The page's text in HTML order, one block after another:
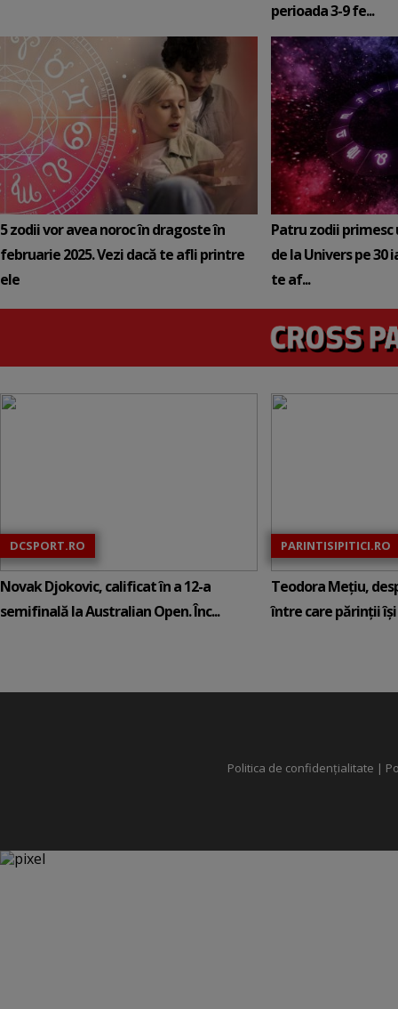
perioada 3-9 fe...
5 zodii vor avea noroc în dragoste în
februarie 2025. Vezi dacă te afli printre
ele
Patru zodii primesc
de la Univers pe 30
te af...
DCSPORT.RO
Novak Djokovic, calificat în a 12-a
semifinală la Australian Open. Înc...
PARINTISIPITICI.RO
Teodora Mețiu,
între care părinții își
Politica de confidențialitate |